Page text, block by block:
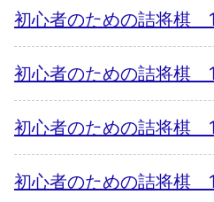
初心者のための詰将棋
初心者のための詰将棋
初心者のための詰将棋
初心者のための詰将棋